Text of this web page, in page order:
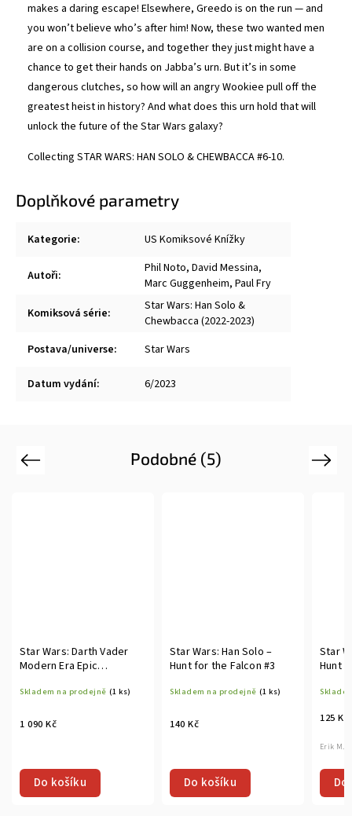
makes a daring escape! Elsewhere, Greedo is on the run — and
you won’t believe who’s after him! Now, these two wanted men
are on a collision course, and together they just might have a
chance to get their hands on Jabba’s urn. But it’s in some
dangerous clutches, so how will an angry Wookiee pull off the
greatest heist in history? And what does this urn hold that will
unlock the future of the Star Wars galaxy?
Collecting STAR WARS: HAN SOLO & CHEWBACCA #6-10.
Doplňkové parametry
Kategorie: US Komiksové Knížky
Autoři: Phil Noto, David Messina,
Marc Guggenheim, Paul Fry
Komiksová série:
Star Wars: Han Solo &
Chewbacca (2022-2023)
Postava/universe: Star Wars
Datum vydání: 6/2023
Podobné (5)
Previous
Star Wars: Darth Vader
Modern Era Epic
TP
Skladem na prodejně (1 ks)
1 090 Kč
Do košíku
Star Wars: Han Solo –
Hunt for the Falcon #3
Skladem na prodejně (1 ks)
140 Kč
Do košíku
Star
Hunt
125 Kč
Erik M.
Next